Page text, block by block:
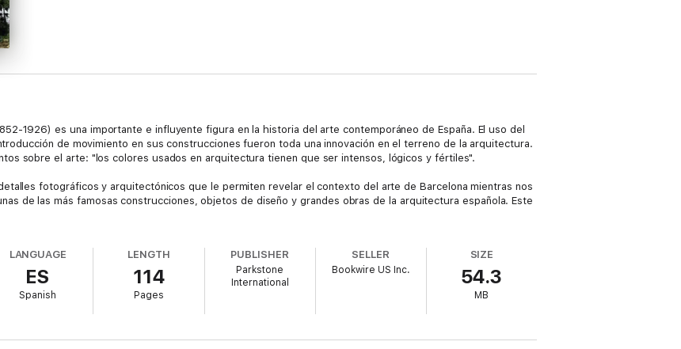
1926) es una importante e influyente figura en la historia del arte contemporáneo de España. El uso del
de movimiento en sus construcciones fueron toda una innovación en el terreno de la arquitectura.
sobre el arte: "los colores usados en arquitectura tienen que ser intensos, lógicos y fértiles".
fotográficos y arquitectónicos que le permiten revelar el contexto del arte de Barcelona mientras nos
de las más famosas construcciones, objetos de diseño y grandes obras de la arquitectura española. Este
LANGUAGE
ES
Spanish
LENGTH
114
Pages
PUBLISHER
Parkstone
International
SELLER
Bookwire US Inc.
SIZE
54.3
MB